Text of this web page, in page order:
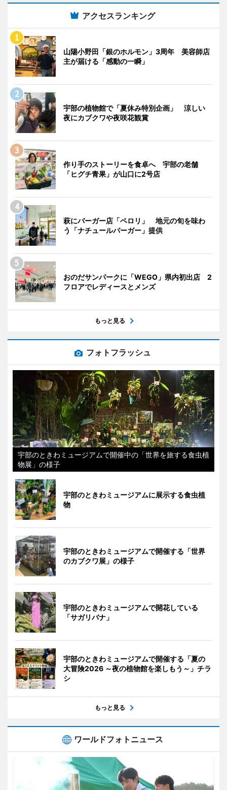
アクセスランキング
山陽小野田「銀のホルモン」3周年 美容師店
主が届ける「感動の一瞬」
宇部の植物館で「夏休み特別企画」 涼しい
夜にカブクワや夜咲花観賞
作り手のストーリーを食卓へ 宇部の老舗
「ヒグチ青果」が山口に2号店
萩にバーガー店「ペロリ」 地元の旬を味わ
う「ナチュールバーガー」提供
おのだサンパークに「WEGO」県内初出店 2
フロアでレディースとメンズ
もっと見る
フォトフラッシュ
宇部のときわミュージアムで開催中の「世界を旅する食虫植
物展」の様子
宇部のときわミュージアムに展示する食虫植
物
宇部のときわミュージアムで開催する「世界
のカブクワ展」の様子
宇部のときわミュージアムで開花している
「サガリバナ」
宇部のときわミュージアムで開催する「夏の
大冒険2026 ～夜の植物館を楽しもう～」チラ
シ
もっと見る
ワールドフォトニュース